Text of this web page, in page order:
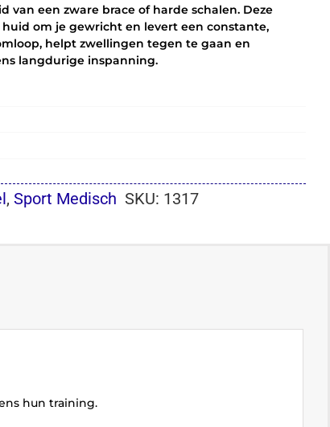
een zware brace of harde schalen. Deze
om je gewricht en levert een constante,
helpt zwellingen tegen te gaan en
langdurige inspanning.
,Sport Medisch SKU: 1317
hun training.